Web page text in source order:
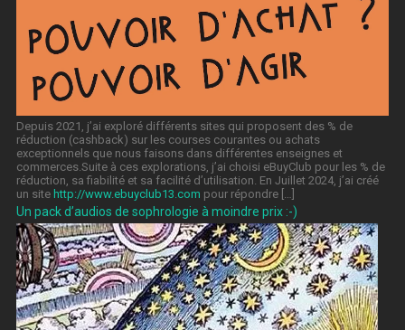
Depuis 2021, j’ai exploré différents sites qui proposent des % de
réduction (cashback) sur les courses courantes ou achats
exceptionnels que nous faisons dans différentes enseignes et
commerces.Suite à ces explorations, j’ai choisi eBuyClub pour les % de
réduction, sa fiabilité et sa facilité d’utilisation. En Juillet 2024, j’ai créé
un site http://www.ebuyclub13.com pour répondre […]
Un pack d’audios de sophrologie à moindre prix :-)